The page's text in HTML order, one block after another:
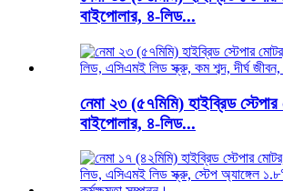
বাইপোলার, ৪-লিড...
নেমা ২৩ (৫৭মিমি) হাইব্রিড
বাইপোলার, ৪-লিড...